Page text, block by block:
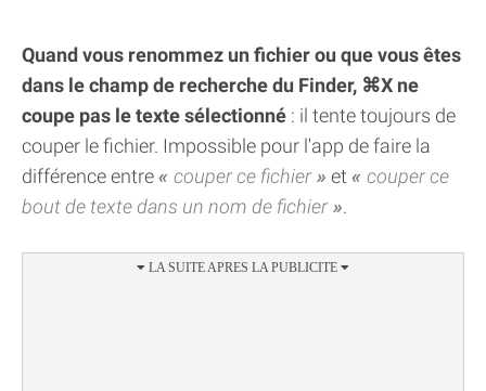
Quand vous renommez un fichier ou que vous êtes
dans le champ de recherche du Finder, ⌘X ne
coupe pas le texte sélectionné : il tente toujours de
couper le fichier. Impossible pour l'app de faire la
différence entre
couper ce fichier et
couper ce
bout de texte dans un nom de fichier
.